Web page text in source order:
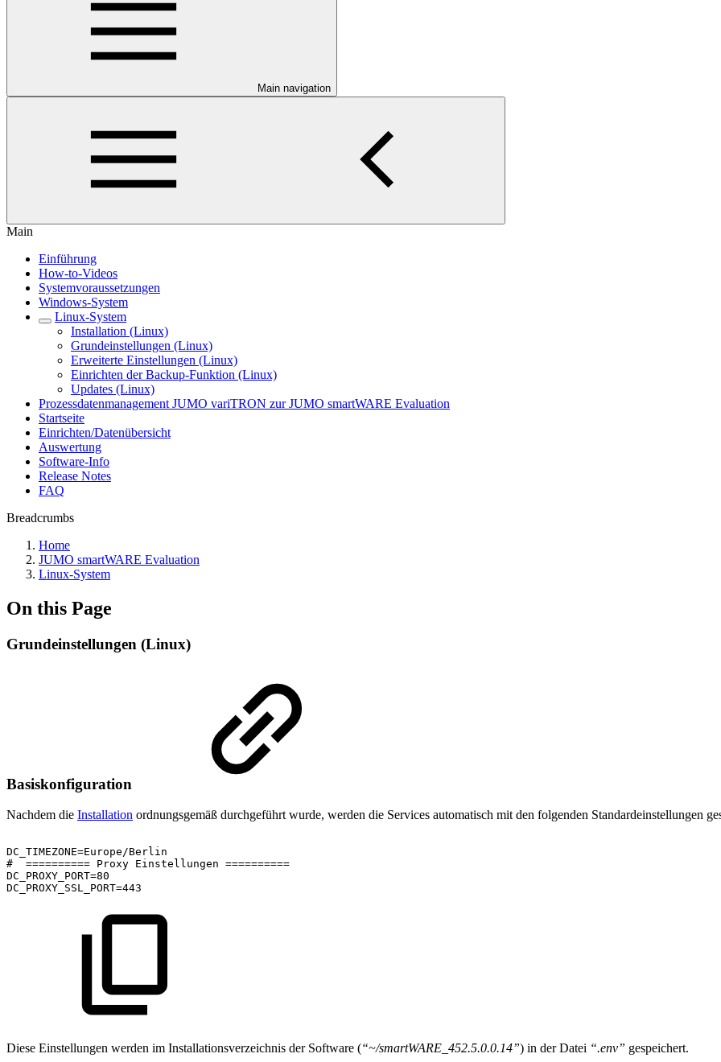
Main navigation
Main
Einführung
How-to-Videos
Systemvoraussetzungen
Windows-System
Linux-System
Installation (Linux)
Grundeinstellungen (Linux)
Erweiterte Einstellungen (Linux)
Einrichten der Backup-Funktion (Linux)
Updates (Linux)
Prozessdatenmanagement JUMO variTRON zur JUMO smartWARE Evaluation
Startseite
Einrichten/Datenübersicht
Auswertung
Software-Info
Release Notes
FAQ
Breadcrumbs
Home
JUMO smartWARE Evaluation
Linux-System
On this Page
Grundeinstellungen (Linux)
Basiskonfiguration
Nachdem die Installation ordnungsgemäß durchgeführt wurde, werden die Services automatisch mit den folgenden Standardeinstellungen
DC_TIMEZONE=Europe/Berlin
#
========== Proxy Einstellungen ==========
DC_PROXY_PORT=80
DC_PROXY_SSL_PORT=443
Diese Einstellungen werden im Installationsverzeichnis der Software (“~/smartWARE_452.5.0.0.14”) in der Datei “.env” gespeichert.